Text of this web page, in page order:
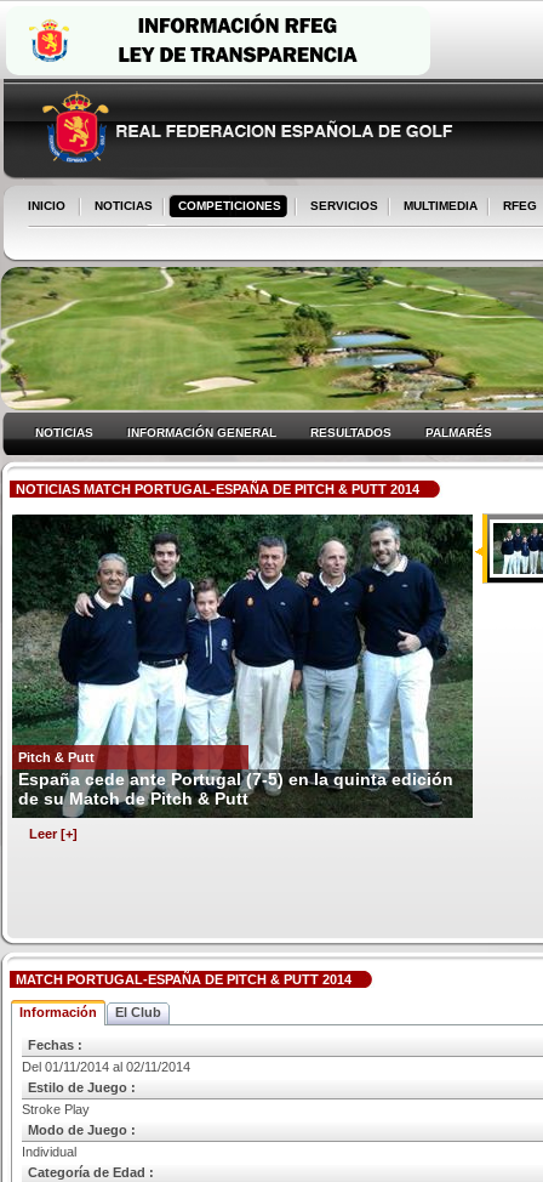
INICIO NOTICIAS COMPETICIONES SERVICIOS MULTIMEDIA RFEG
NOTICIAS INFORMACIÓN GENERAL RESULTADOS PALMARÉS
NOTICIAS MATCH PORTUGAL-ESPAÑA DE PITCH & PUTT 2014
Pitch & Putt
España cede ante Portugal (7-5) en la quinta edición
de su Match de Pitch & Putt
Leer [+]
MATCH PORTUGAL-ESPAÑA DE PITCH & PUTT 2014
Información El Club
Fechas :
Del 01/11/2014 al 02/11/2014
Estilo de Juego :
Stroke Play
Modo de Juego :
Individual
Categoría de Edad :